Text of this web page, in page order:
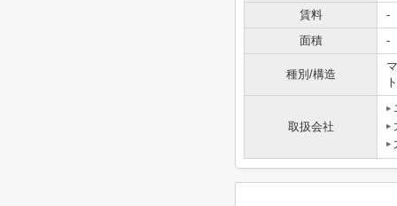
賃料
-
面積
-
種別/構造
ト
取扱会社